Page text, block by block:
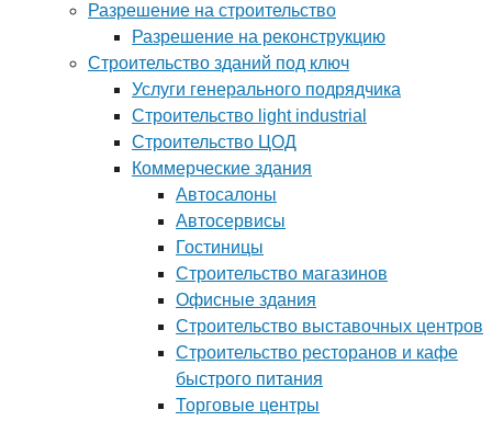
Разрешение на строительство
Разрешение на реконструкцию
Строительство зданий под ключ
Услуги генерального подрядчика
Строительство light industrial
Строительство ЦОД
Коммерческие здания
Автосалоны
Автосервисы
Гостиницы
Строительство магазинов
Офисные здания
Строительство выставочных центров
Строительство ресторанов и кафе
быстрого питания
Торговые центры